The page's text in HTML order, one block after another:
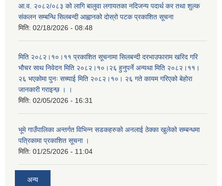
आ.व. २०८२/०८३ को लागि बालुवा लगायतका नदिजन्य पदार्थ कर तथा शुल्क
संकलन सम्बन्धि सिलबन्दी आह्वानको दोस्रो पटक प्रकाशित सूचना
मिति: 02/18/2026 - 08:48
मिति २०८२।१०।११ प्रकाशित सूचनामा सिलबन्दी दरभाउफाराम खरिद गरि
भौचर साथ निवेदन मिति २०८२।१०।२६ हुनुपर्ने अन्यथा मिति २०८२।११।
२६ भएकोमा पुनः सच्याई मिति २०८२।१०। २६ गते कायम गरिएको बेहोरा
जानकारी गराइन्छ । ।
मिति: 02/05/2026 - 16:31
भूमे गाउँपालिका अन्तर्गत विभिन्न सडकहरुको अनलाई ठेक्का खुलेको सम्बन्धमा
पत्रिकामा प्रकाशित सूचना ।
मिति: 01/25/2026 - 11:04
अन्य